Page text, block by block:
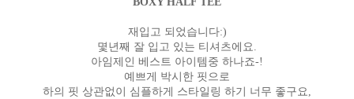
재입고 되었습니다:)
몇년째 잘 입고 있는 티셔츠에요.
아임제인 베스트 아이템중 하나죠-!
예쁘게 박시한 핏으로
하의 핏 상관없이 심플하게 스타일링 하기 너무 좋구요,